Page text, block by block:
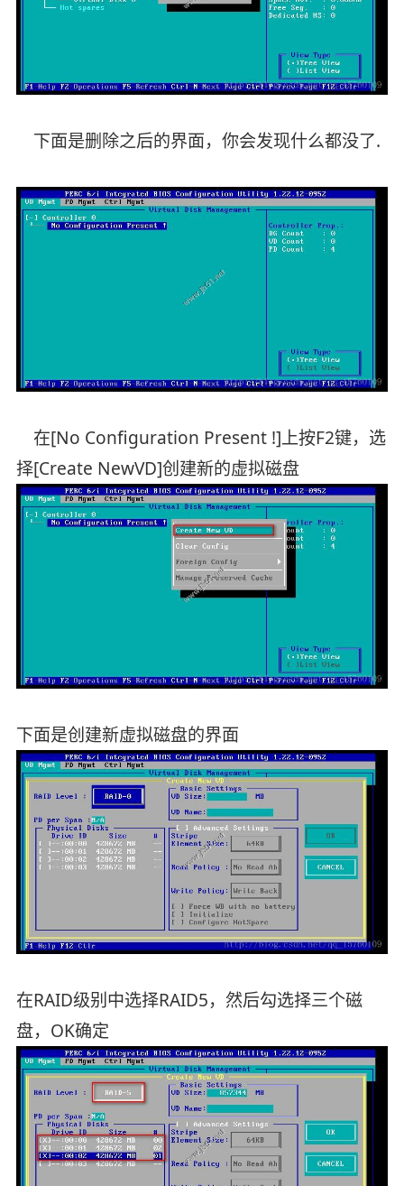
下面是删除之后的界面，你会发现什么都没了.
在[No Configuration Present !]上按F2键，选
择[Create NewVD]创建新的虚拟磁盘
下面是创建新虚拟磁盘的界面
在RAID级别中选择RAID5，然后勾选择三个磁
盘，OK确定